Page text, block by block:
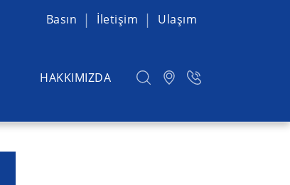
Basın İletişim Ulaşım
HAKKIMIZDA